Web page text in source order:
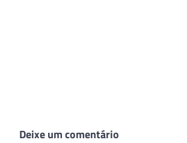
Deixe um comentário